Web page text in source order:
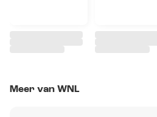
Meer van WNL